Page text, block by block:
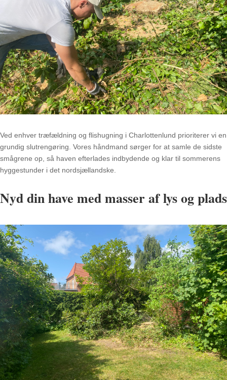
Ved enhver træfældning og flishugning i Charlottenlund prioriterer vi en
grundig slutrengøring Vores håndmand sørger for at samle de sidste
smågrene op, så haven efterlades indbydende og klar til sommerens
hyggestunder i det nordsjællandske
Nyd din have med masser af lys og plads